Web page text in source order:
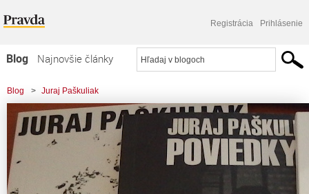
Registrácia Prihlásenie
Blog
Najnovšie články
Najčítanejšie články
Najkomentovanejšie články
Zoznam blogov
Komerčné blogy
Blog > Juraj Paškuliak
Rusofilný Ľuboško komentuje - niet nad tradičnú rodinu